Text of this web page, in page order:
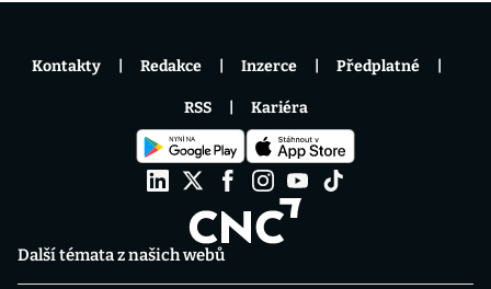
Další témata z našich webů
Kontakty Redakce Inzerce Předplatné
RSS Kariéra